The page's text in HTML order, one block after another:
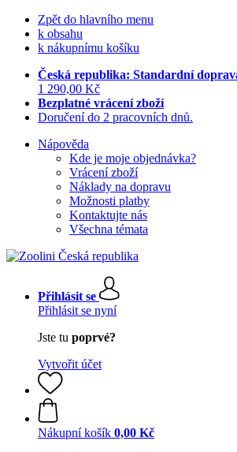
Zpět do hlavního menu
k obsahu
k nákupnímu košíku
Česká republika: Standardní
1 290,00 Kč
Bezplatné vrácení zboží
Doručení do 2 pracovních dnů.
Nápověda
Kde je moje objednávka?
Vrácení zboží
Náklady na dopravu
Možnosti platby
Kontaktujte nás
Všechna témata
Přihlásit se
Přihlásit se nyní
Jste tu poprvé?
Vytvořit účet
Nákupní košík 0,00 Kč